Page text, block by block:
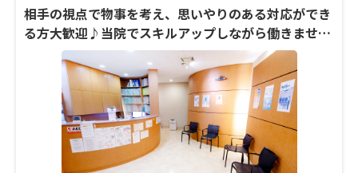
切にしている。口腔内の様子だけでなく、全
身の状態や何げない日常会話も一つ一つ丁寧
に聞き、信頼関係を構築。林邉院長を頼り
に、親子で通院する患者や遠方から通院する
患者も少なくないという。予防歯科を軸にし
た診療を行う一方で、新しい医療技術の導入
にも積極的に取り組んでいる。歯科に関する
先進の情報をキャッチできるようアンテナを
張り、常に研鑽を欠かさないという林邉院長
に、開院40周年を迎えるにあたり、同院の歩
みや診療の特徴、そして今後の展望について
話を聞いた。
相手の視点で物事を考え、思いやりのある対応ができ
る方大歓迎♪当院でスキルアップしながら働きません